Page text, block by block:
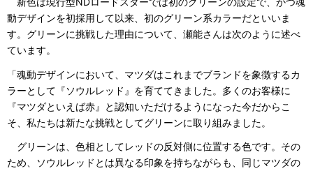
動デザインを初採用して以来、初のグリーン系カラーだといいま
す。グリーンに挑戦した理由について、瀬能さんは次のように述べ
ています。
「魂動デザインにおいて、マツダはこれまでブランドを象徴するカ
ラーとして『ソウルレッド』を育ててきました。多くのお客様に
『マツダといえば赤』と認知いただけるようになった今だからこ
そ、私たちは新たな挑戦としてグリーンに取り組みました。
グリーンは、色相としてレッドの反対側に位置する色です。その
ため、ソウルレッドとは異なる印象を持ちながらも、同じマツダの